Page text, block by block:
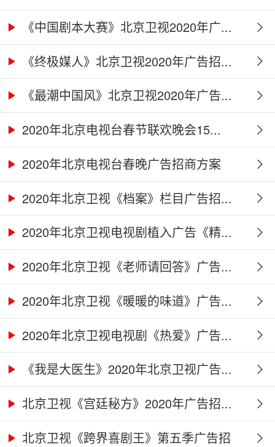
《中国剧本大赛》北京卫视2020年广...
《终极媒人》北京卫视2020年广告招...
《最潮中国风》北京卫视2020年广告...
2020年北京电视台春节联欢晚会15...
2020年北京电视台春晚广告招商方案
2020年北京卫视《档案》栏目广告招...
2020年北京卫视电视剧植入广告《精...
2020年北京卫视《老师请回答》广告...
2020年北京卫视《暖暖的味道》广告...
2020年北京卫视电视剧《热爱》广告...
《我是大医生》2020年北京卫视广告...
北京卫视《宫廷秘方》2020年广告招...
北京卫视《跨界喜剧王》第五季广告招